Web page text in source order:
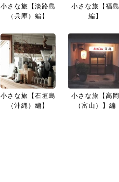
小さな旅【淡路島
（兵庫）編】
小さな旅【福島
編】
小さな旅【石垣島
（沖縄）編】
小さな旅【高岡
（富山）】編